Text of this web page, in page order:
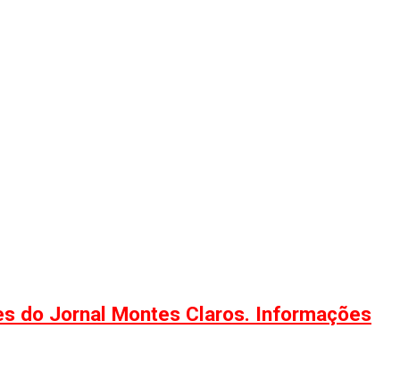
do Jornal Montes Claros. Informações